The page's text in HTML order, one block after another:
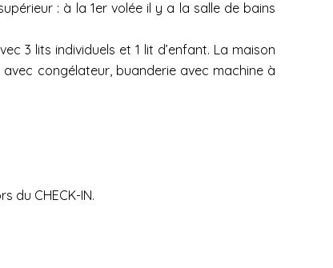
: à la 1er volée il y a la salle de bains
3 lits individuels et 1 lit d’enfant. La maison
congélateur, buanderie avec machine à
du CHECK-IN.